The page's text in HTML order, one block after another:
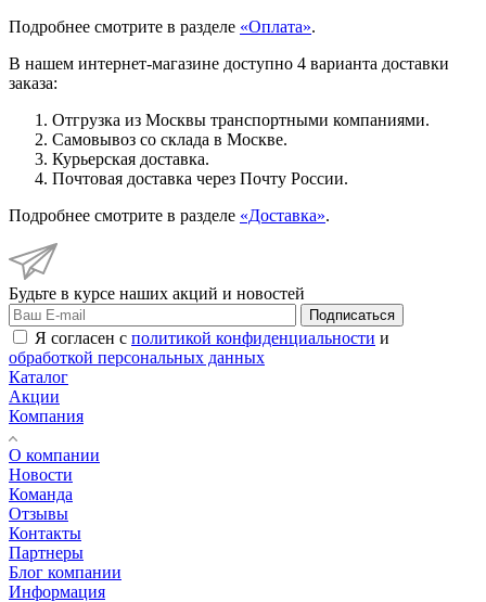
Подробнее смотрите в разделе «Оплата».
В нашем интернет-магазине доступно 4 варианта доставки
заказа:
Отгрузка из Москвы транспортными компаниями.
Самовывоз со склада в Москве.
Курьерская доставка.
Почтовая доставка через Почту России.
Подробнее смотрите в разделе «Доставка».
Будьте в курсе наших акций и новостей
Подписаться
Я согласен с политикой конфиденциальности и
обработкой персональных данных
Каталог
Акции
Компания
О компании
Новости
Команда
Отзывы
Контакты
Партнеры
Блог компании
Информация